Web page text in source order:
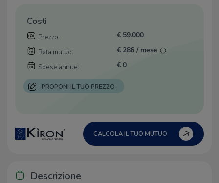
Costi
Prezzo:
€ 59.000
Rata mutuo:
€ 286 / mese
Spese annue:
€ 0
PROPONI IL TUO PREZZO
CALCOLA IL TUO MUTUO
Descrizione